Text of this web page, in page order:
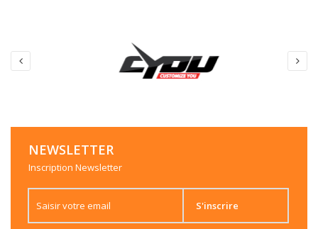
NEWSLETTER
Inscription Newsletter
S'inscrire